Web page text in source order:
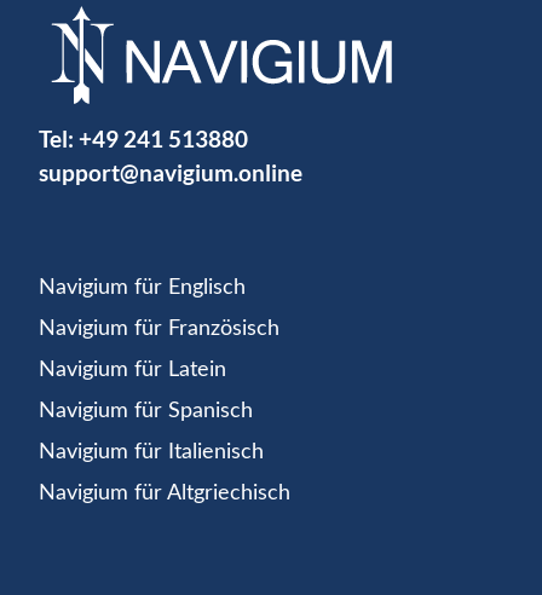
Tel: +49 241 513880
support@navigium.online
Navigium für Englisch
Navigium für Französisch
Navigium für Latein
Navigium für Spanisch
Navigium für Italienisch
Navigium für Altgriechisch